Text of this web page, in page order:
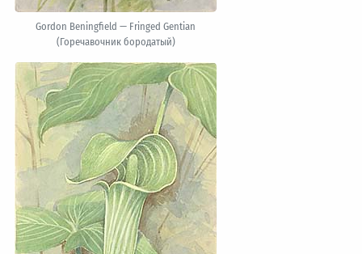
Gordon Beningfield — Fringed Gentian
(Горечавочник бородатый)